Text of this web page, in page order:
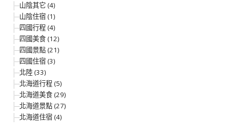
山陰其它 (4)
山陰住宿 (1)
四國行程 (4)
四國美食 (12)
四國景點 (21)
四國住宿 (3)
北陸 (33)
北海道行程 (5)
北海道美食 (29)
北海道景點 (27)
北海道住宿 (4)